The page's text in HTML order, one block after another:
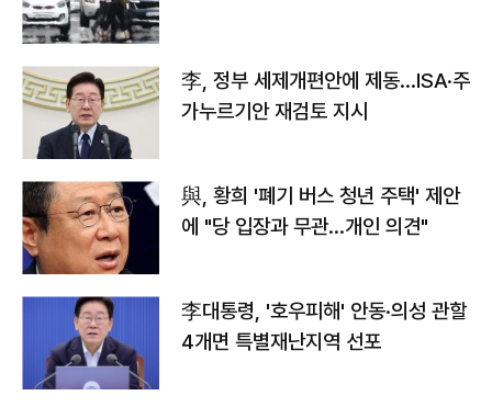
李, 정부 세제개편안에 제동…ISA·주
가누르기안 재검토 지시
與, 황희 '폐기 버스 청년 주택' 제안
에 "당 입장과 무관…개인 의견"
李대통령, '호우피해' 안동·의성 관할
4개면 특별재난지역 선포